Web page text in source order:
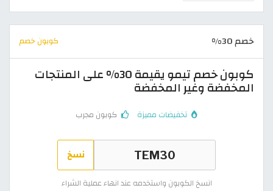
خصم 30% كوبون خصم
كوبون خصم تيمو يقيمة 30% على المنتجات
المخفضة وغير المخفضة
تخفيضات مميزة كوبون مجرب
نسخ
انسخ الكوبون واستخدمه عند انهاء عملية الشراء